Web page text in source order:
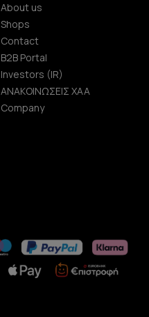
About us
Shops
Contact
B2B Portal
Investors (IR)
ΑΝΑΚΟΙΝΩΣΕΙΣ ΧΑΑ
Company